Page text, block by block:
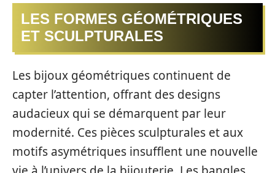
LES FORMES GÉOMÉTRIQUES
ET SCULPTURALES
Les bijoux géométriques continuent de
capter l’attention, offrant des designs
audacieux qui se démarquent par leur
modernité. Ces pièces sculpturales et aux
motifs asymétriques insufflent une nouvelle